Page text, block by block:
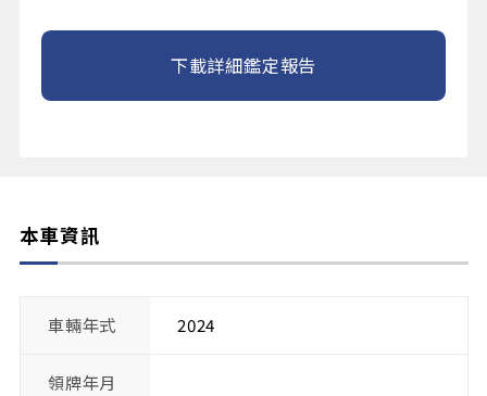
下載詳細鑑定報告
本車資訊
車輛年式 2024
領牌年月